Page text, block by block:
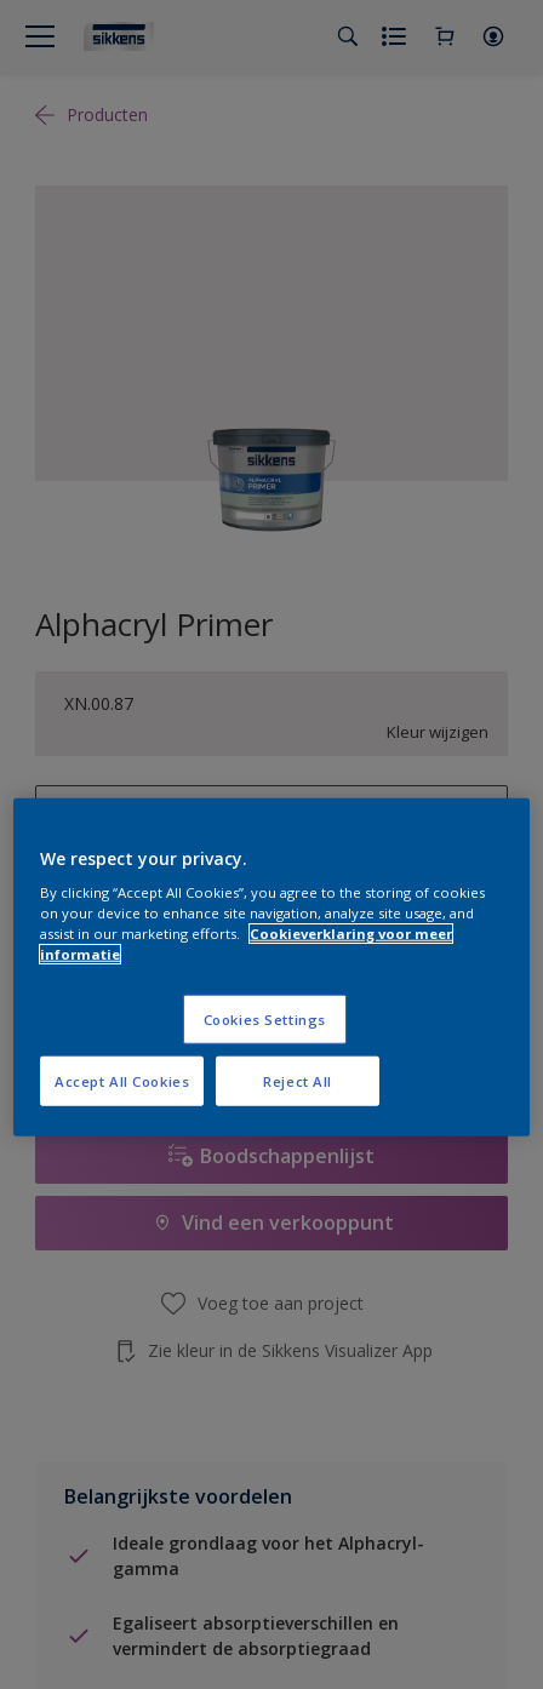
Producten
Alphacryl Primer
XN.00.87
Kleur wijzigen
1 L
2,5 L
5 L
Bereken
Op dit moment is het niet mogelijk dit product online
te bestellen. Bezoek je dichtstbijzijnde winkel of klik op
Boodschappenlijst
Vind een verkooppunt
Voeg toe aan project
Zie kleur in de Sikkens Visualizer App
Belangrijkste voordelen
Ideale grondlaag voor het Alphacryl-
gamma
Egaliseert absorptieverschillen en
vermindert de absorptiegraad
We respect your privacy.
By clicking “Accept All Cookies”, you agree to the storing of cookies
on your device to enhance site navigation, analyze site usage, and
assist in our marketing efforts.
Cookieverklaring voor meer
informatie
Cookies Settings
Reject All
Accept All Cookies